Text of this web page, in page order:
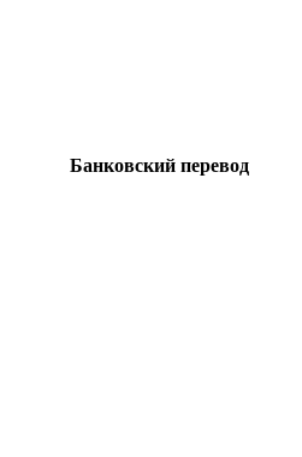
Банковский перевод